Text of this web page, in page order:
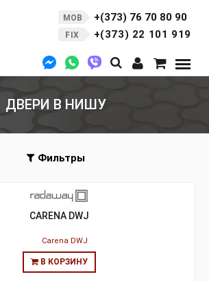
MOB +(373) 76 70 80 90
FIX +(373) 22 101 919
ДВЕРИ В НИШУ
Фильтры
CARENA DWJ
В КОРЗИНУ